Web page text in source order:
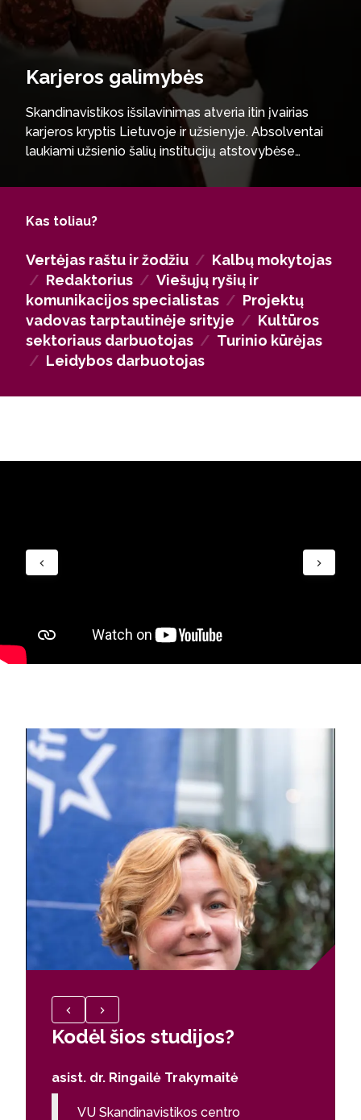
Karjeros galimybės
Skandinavistikos išsilavinimas atveria itin įvairias
karjeros kryptis Lietuvoje ir užsienyje. Absolventai
laukiami užsienio šalių institucijų atstovybėse
Lietuvoje bei Lietuvos ambasadose užsienyje,
tarptautinėse organizacijose, kultūros ir švietimo
mokymo centruose. Šiaurės Europos kalbų ir
žiniasklaidos įmonėse, viešųjų ryšių bei kūrybinės
komunikacijos srityje, vertimų biuruose, leidyklose ir
redakcijose. Kalbų žinios vertinamos turizmo ir
kelionių agentūrose, Lietuvos ir užsienio kapitalo
verslo bei paslaugų sektoriuje – bankuose,
logistikos įmonėse, bendrųjų paslaugų centruose,
specialistai.
Kas toliau?
Vertėjas raštu ir žodžiu / Kalbų mokytojas
/ Redaktorius / Viešųjų ryšių ir
komunikacijos specialistas / Projektų
vadovas tarptautinėje srityje / Kultūros
sektoriaus darbuotojas / Turinio kūrėjas
/ Leidybos darbuotojas
Kodėl šios studijos?
asist. dr. Ringailė Trakymaitė
VU Skandinavistikos centro